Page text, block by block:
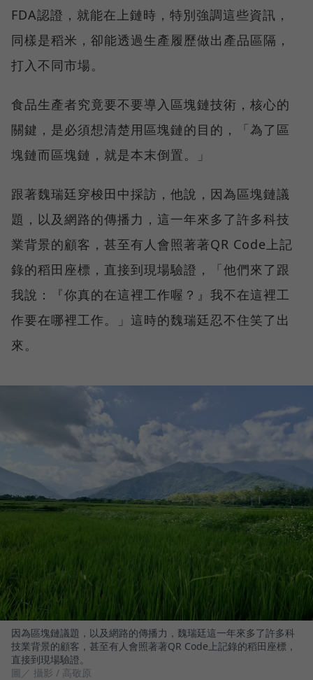
FDA認證，就能在上鏈時，特別強調這些資訊，
同樣是稻米，卻能透過生產履歷做出產品區隔，
打入不同市場。
食品生產者究竟要不要導入區塊鏈技術，核心的
關鍵，是必須想清楚用區塊鏈的目的，「為了區
塊鏈而區塊鏈，就是本末倒置。」
跟著魏瑞廷穿梭田中採訪，他說，因為區塊鏈議
題，以及網路的傳播力，這一年來多了許多科技
業背景的顧客，甚至有人會照著著QR Code上記
錄的稻田座標，直接到現場驗證，「他們來了跟
我說：『你真的在這裡工作喔？』我不在這裡工
作要在哪裡工作。」這時的魏瑞廷忍不住笑了出
來。
因為區塊鏈議題，以及網路的傳播力，魏瑞廷這一年來多了許多科
技業背景的顧客，甚至有人會照著著QR Code上記錄的稻田座標，
直接到現場驗證。
圖／ 攝影 / 高敬原